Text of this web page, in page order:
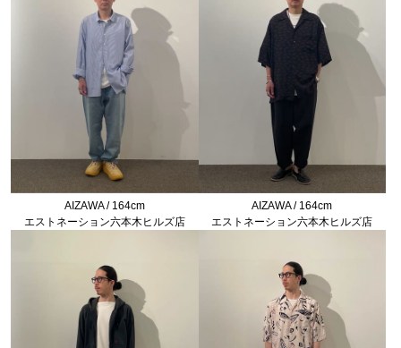
AIZAWA / 164cm
エストネーション六本木ヒルズ店
AIZAWA / 164cm
エストネーション六本木ヒルズ店